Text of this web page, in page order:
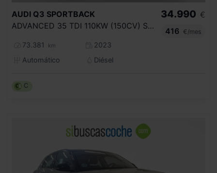
AUDI Q3 SPORTBACK
ADVANCED 35 TDI 110KW (150CV) S TRONIC
73.381 km
2023
Automático
Diésel
34.990 €
416
€/mes
C